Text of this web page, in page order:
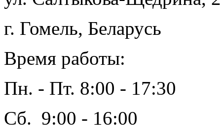
г. Гомель, Беларусь
Время работы:
Пн. - Пт. 8:00 - 17:30
Сб. 9:00 - 16:00